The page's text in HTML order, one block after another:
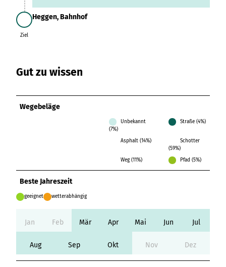
Ziel
Ziel
Heggen, Bahnhof
Gut zu wissen
Wegebeläge
Unbekannt
(7%)
Straße (4%)
Asphalt (14%)
Schotter
(59%)
Weg (11%)
Pfad (5%)
Beste Jahreszeit
geeignet wetterabhängig
Jan Feb Mär Apr Mai Jun Jul
Aug Sep Okt Nov Dez